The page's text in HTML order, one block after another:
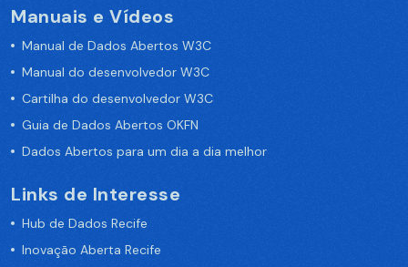
Manuais e Vídeos
Manual de Dados Abertos W3C
Manual do desenvolvedor W3C
Cartilha do desenvolvedor W3C
Guia de Dados Abertos OKFN
Dados Abertos para um dia a dia melhor
Links de Interesse
Hub de Dados Recife
Inovação Aberta Recife